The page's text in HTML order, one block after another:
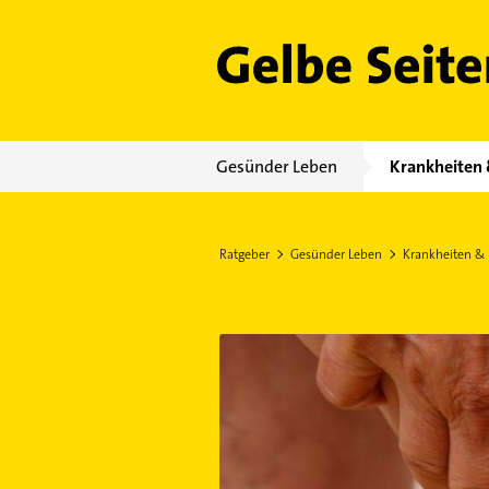
Gelbe Seiten
Gesünder Leben Krankheiten
Ratgeber Gesünder Leben Krankheiten &